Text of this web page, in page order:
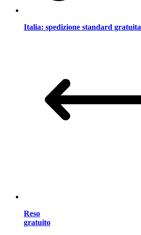
Italia: spedizione standard gratuita
Reso
gratuito